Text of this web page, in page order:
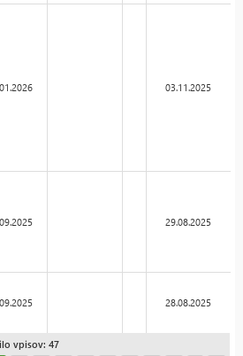
03.11.2025
29.08.2025
28.08.2025
vpisov: 47